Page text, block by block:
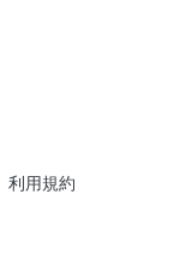
利用規約